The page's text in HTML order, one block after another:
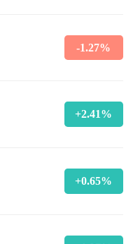
-1.27%
+2.41%
+0.65%